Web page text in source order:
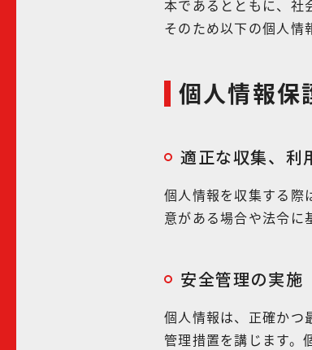
本であるとともに、社
そのため以下の個人情
個人情報保
適正な収集、利
個人情報を収集する際
意がある場合や法令に
安全管理の実施
個人情報は、正確かつ
管理措置を講じます。